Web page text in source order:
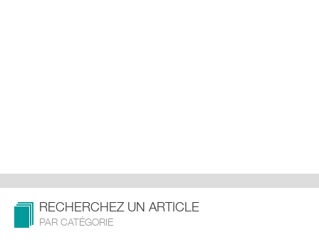
RECHERCHEZ UN ARTICLE
PAR CATÉGORIE